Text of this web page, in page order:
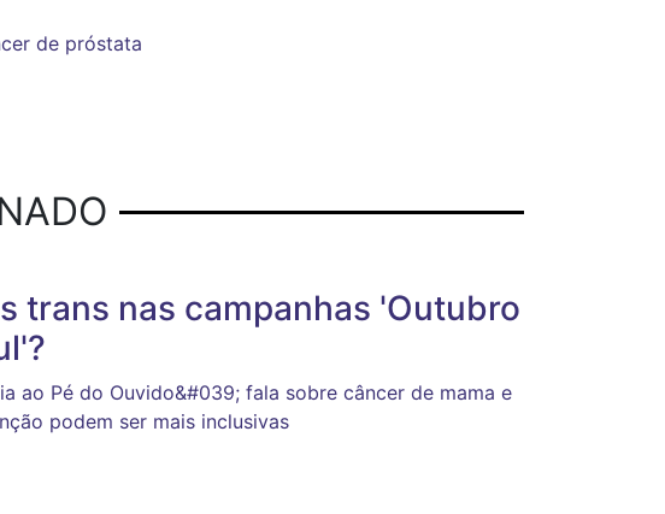
de próstata
trans nas campanhas 'Outubro
ao Pé do Ouvido&#039; fala sobre câncer de mama e
podem ser mais inclusivas